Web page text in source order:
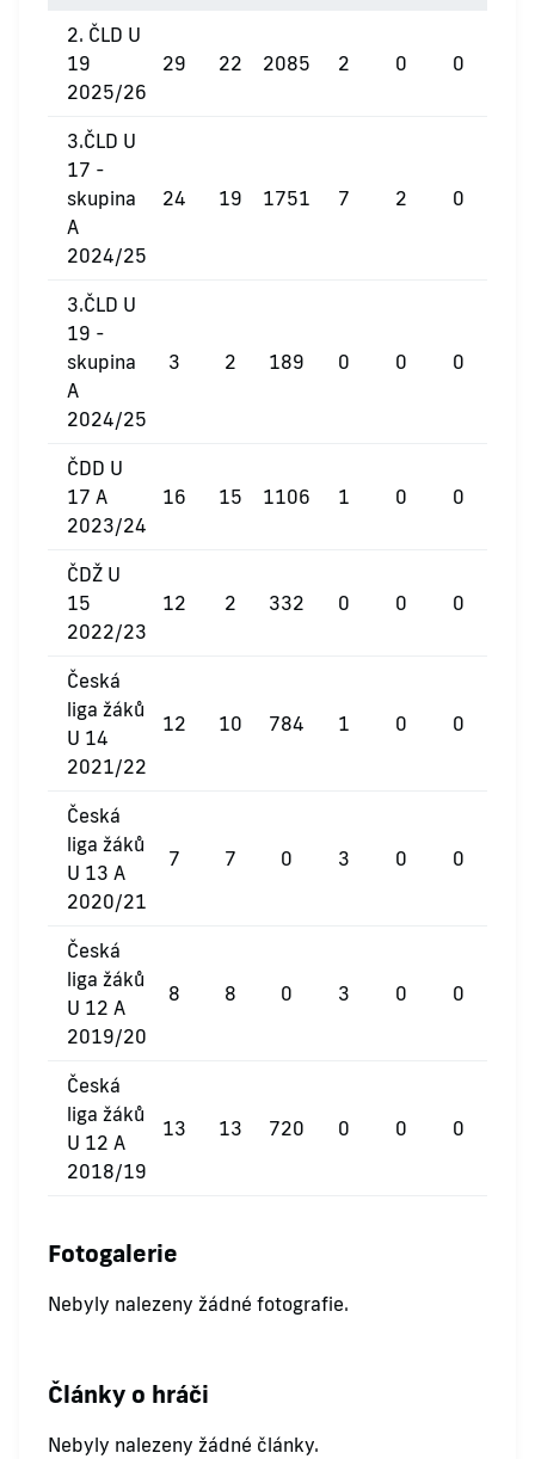
2. ČLD U
19
2025/26
29 22 2085 2 0 0
3.ČLD U
17 -
skupina
A
2024/25
24 19 1751 7 2 0
3.ČLD U
19 -
skupina
A
2024/25
3 2 189 0 0 0
ČDD U
17 A
2023/24
16 15 1106 1 0 0
ČDŽ U
15
2022/23
12 2 332 0 0 0
Česká
liga žáků
U 14
2021/22
12 10 784 1 0 0
Česká
liga žáků
U 13 A
2020/21
7 7 0 3 0 0
Česká
liga žáků
U 12 A
2019/20
8 8 0 3 0 0
Česká
liga žáků
U 12 A
2018/19
13 13 720 0 0 0
Fotogalerie
Nebyly nalezeny žádné fotografie.
Články o hráči
Nebyly nalezeny žádné články.